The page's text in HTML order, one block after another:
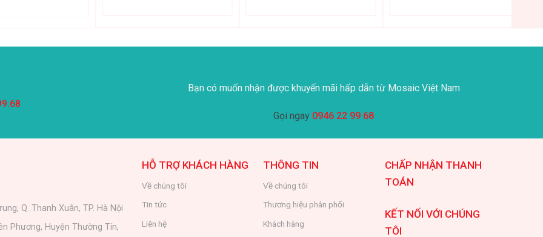
Bạn có muốn nhận được khuyến mãi hấp dẫn từ Mosaic Việt Nam
Gọi ngay 0946 22 99 68
Q. Thanh Xuân, TP. Hà Nội
Phương, Huyện Thường Tín,
HỖ TRỢ KHÁCH HÀNG
Về chúng tôi
Tin tức
Liên hệ
THÔNG TIN
Về chúng tôi
Thương hiệu phân phối
Khách hàng
CHẤP NHẬN THANH
TOÁN
KẾT NỐI VỚI CHÚNG
TÔI